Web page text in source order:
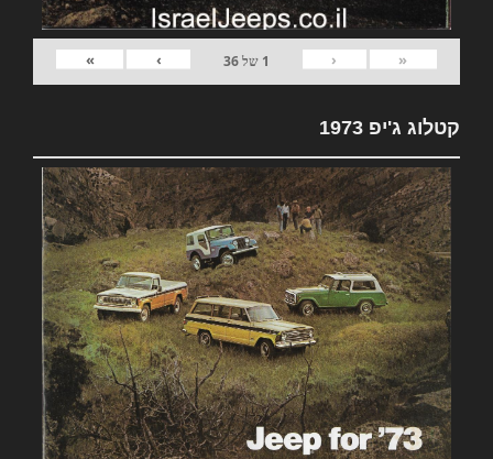
«
‹
1 של36
›
»
קטלוג ג'יפ 1973